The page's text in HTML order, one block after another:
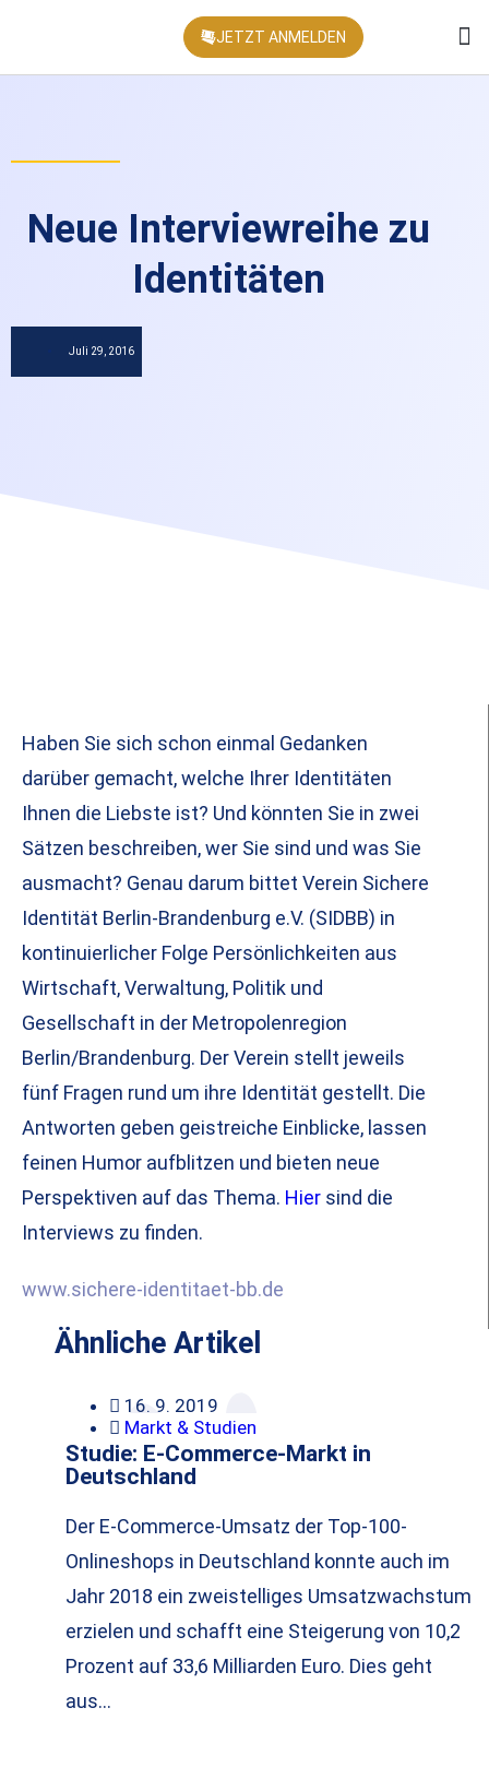
JETZT ANMELDEN
Neue Interviewreihe zu
Identitäten
Juli 29, 2016
Haben Sie sich schon einmal Gedanken
darüber gemacht, welche Ihrer Identitäten
Ihnen die Liebste ist? Und könnten Sie in zwei
Sätzen beschreiben, wer Sie sind und was Sie
ausmacht? Genau darum bittet Verein Sichere
Identität Berlin-Brandenburg e.V. (SIDBB) in
kontinuierlicher Folge Persönlichkeiten aus
Wirtschaft, Verwaltung, Politik und
Gesellschaft in der Metropolenregion
Berlin/Brandenburg. Der Verein stellt jeweils
fünf Fragen rund um ihre Identität gestellt. Die
Antworten geben geistreiche Einblicke, lassen
feinen Humor aufblitzen und bieten neue
Perspektiven auf das Thema. Hier sind die
Interviews zu finden.
www.sichere-identitaet-bb.de
Ähnliche Artikel
16. 9. 2019
Markt & Studien
Studie: E-Commerce-Markt in
Deutschland
Der E-Commerce-Umsatz der Top-100-
Onlineshops in Deutschland konnte auch im
Jahr 2018 ein zweistelliges Umsatzwachstum
erzielen und schafft eine Steigerung von 10,2
Prozent auf 33,6 Milliarden Euro. Dies geht
aus…